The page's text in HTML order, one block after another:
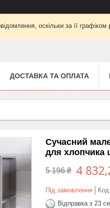
оскільки за її
ДОСТАВКА ТА ОПЛАТА
Сучасний
для хлопчика
5 196 ₴ 4
Під замовлення Код:
Відправка з 23